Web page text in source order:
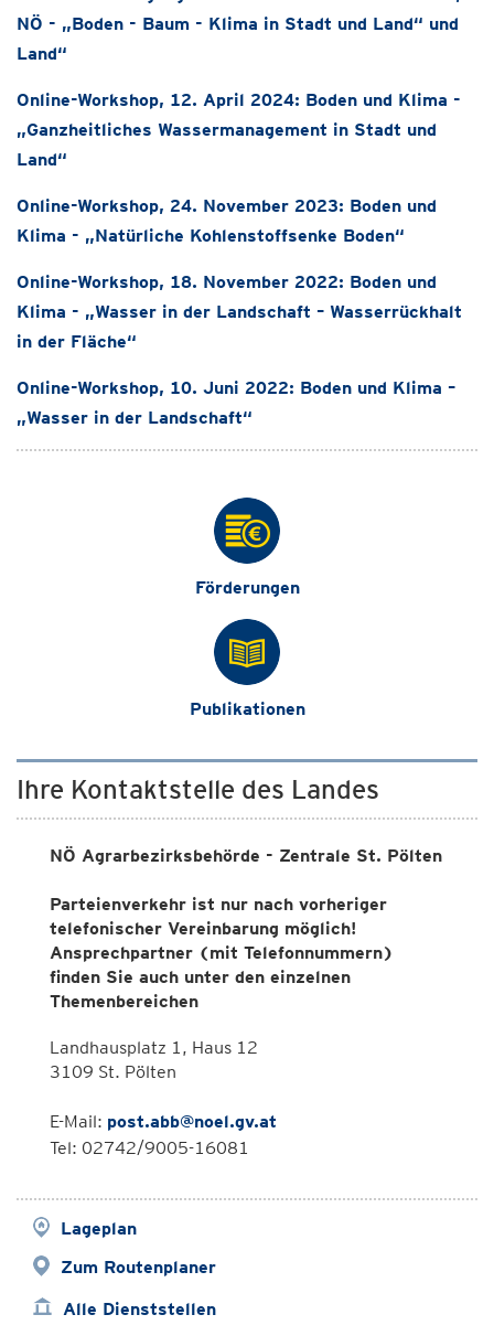
NÖ - „Boden - Baum - Klima in Stadt und Land“ und
Land“
Online-Workshop, 12. April 2024: Boden und Klima -
„Ganzheitliches Wassermanagement in Stadt und
Land“
Online-Workshop, 24. November 2023: Boden und
Klima - „Natürliche Kohlenstoffsenke Boden“
Online-Workshop, 18. November 2022: Boden und
Klima - „Wasser in der Landschaft – Wasserrückhalt
in der Fläche“
Online-Workshop, 10. Juni 2022: Boden und Klima –
„Wasser in der Landschaft“
Förderungen
Publikationen
Ihre Kontaktstelle des Landes
NÖ Agrarbezirksbehörde - Zentrale St. Pölten
Parteienverkehr ist nur nach vorheriger
telefonischer Vereinbarung möglich!
Ansprechpartner (mit Telefonnummern)
finden Sie auch unter den einzelnen
Themenbereichen
Landhausplatz 1, Haus 12
3109 St. Pölten
E-Mail: post.abb@noel.gv.at
Tel: 02742/9005-16081
Lageplan
Zum Routenplaner
Alle Dienststellen